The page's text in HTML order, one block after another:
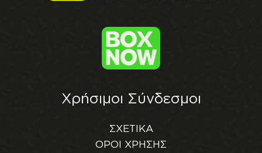
Χρήσιμοι Σύνδεσμοι
ΣΧΕΤΙΚΑ
ΟΡΟΙ ΧΡΗΣΗΣ